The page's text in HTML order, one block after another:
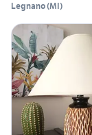
Legnano(MI)